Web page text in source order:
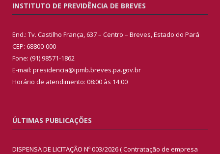
INSTITUTO DE PREVIDÊNCIA DE BREVES
End.: Tv. Castilho França, 637 – Centro – Breves, Estado do Pará
CEP: 68800-000
Fone: (91) 98571-1862
E-mail: presidencia@ipmb.breves.pa.gov.br
Horário de atendimento: 08:00 às 14:00
ÚLTIMAS PUBLICAÇÕES
DISPENSA DE LICITAÇÃO Nº 003/2026 ( Contratação de empresa